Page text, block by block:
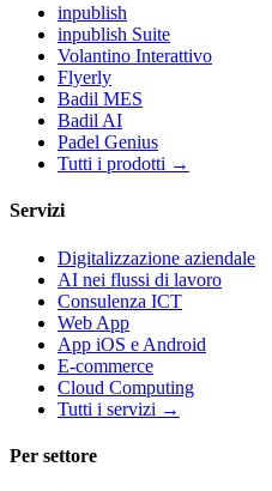
inpublish
inpublish Suite
Volantino Interattivo
Flyerly
Badil MES
Badil AI
Padel Genius
Tutti i prodotti →
Servizi
Digitalizzazione aziendale
AI nei flussi di lavoro
Consulenza ICT
Web App
App iOS e Android
E-commerce
Cloud Computing
Tutti i servizi →
Per settore